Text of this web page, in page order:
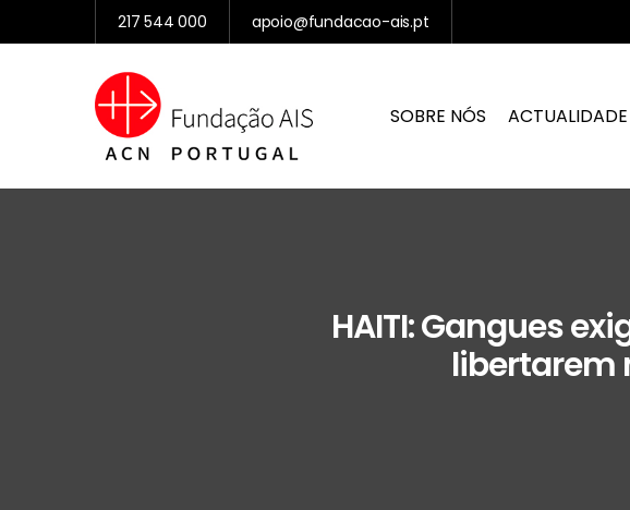
217 544 000 apoio@fundacao-ais.pt
SOBRE NÓS ACTUALIDADE
HAITI: Gangues
libertarem